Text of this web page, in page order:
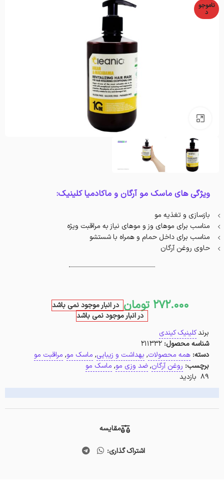
ناموجو
د
ویژگی های ماسک مو آرگان و ماکادمیا کلینیک:
بازسازی و تغذیه مو
مناسب برای موهای وز و موهای نیاز به مراقبت ویژه
مناسب برای داخل حمام و همراه با شستشو
حاوی روغن آرگان
272.000 تومان در انبار موجود نمی باشد
در انبار موجود نمی باشد
برندکلینیک کیندی
شناسه محصول: 211332
دسته: همه محصولات, بهداشت و زیبایی, ماسک مو, مراقبت مو
برچسب: روغن آرگان,ضد وزی مو, ماسک مو
89 بازدید
مقایسه
اشتراک گذاری: